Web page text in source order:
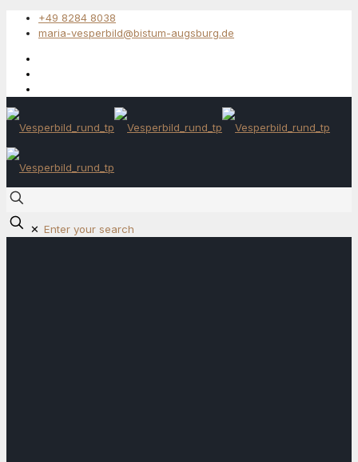
+49 8284 8038
maria-vesperbild@bistum-augsburg.de
✕